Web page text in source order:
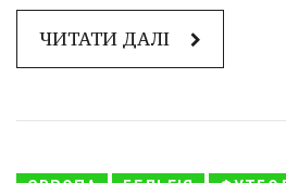
ЧИТАТИ ДАЛІ